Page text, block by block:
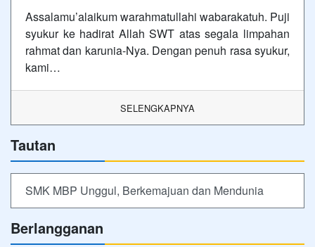
Assalamu’alaikum warahmatullahi wabarakatuh. Puji
syukur ke hadirat Allah SWT atas segala limpahan
rahmat dan karunia-Nya. Dengan penuh rasa syukur,
kami…
SELENGKAPNYA
Tautan
SMK MBP Unggul, Berkemajuan dan Mendunia
Berlangganan